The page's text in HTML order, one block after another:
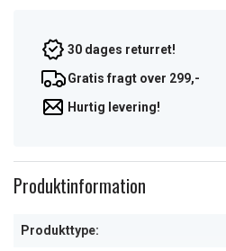
30 dages returret!
Gratis fragt over 299,-
Hurtig levering!
Produktinformation
Produkttype: